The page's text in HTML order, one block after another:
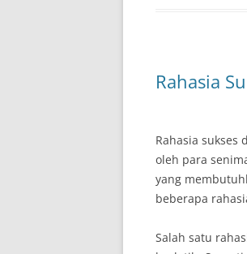
Rahasia
Rahasia sukses
oleh para
yang
beberapa
Salah satu